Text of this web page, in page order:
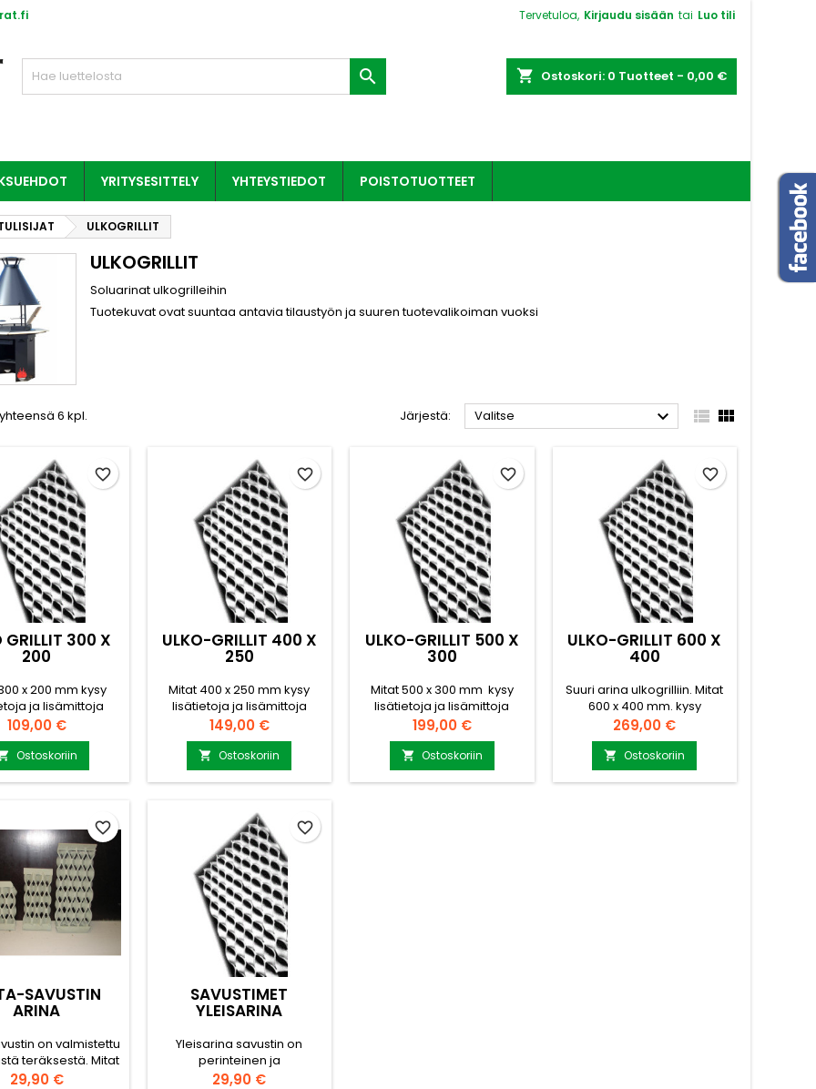
Tervetuloa, Kirjaudu sisään tai Luo tili
shopping_cart Ostoskori: 0 Tuotteet - 0,00 €

YRITYSESITTELY YHTEYSTIEDOT POISTOTUOTTEET
ULKOGRILLIT
ULKOGRILLIT
Soluarinat ulkogrilleihin
Tuotekuvat ovat suuntaa antavia tilaustyön ja suuren tuotevalikoiman vuoksi
6 kpl. Järjestä: Valitse   
GRILLIT 300 X
200
x 200 mm kysy
ja lisämittoja
Hinta
109,00 €
Ostoskoriin
favorite_border
ULKO-GRILLIT 400 X
250
Mitat 400 x 250 mm kysy
lisätietoja ja lisämittoja
myynti@puuvirrat.fi
Hinta
149,00 €
 Ostoskoriin
favorite_border
ULKO-GRILLIT 500 X
300
Mitat 500 x 300 mm kysy
lisätietoja ja lisämittoja
myynti@puuvirrat.fi
Hinta
199,00 €
 Ostoskoriin
favorite_border
ULKO-GRILLIT 600 X
400
Suuri arina ulkogrilliin. Mitat
600 x 400 mm. kysy
lisätietoja ja lisämittoja
myynti@puuvirrat.fi
Hinta
269,00 €
 Ostoskoriin
favorite_border
SAVUSTIN
ARINA
on valmistettu
teräksestä. Mitat
x 135mm 1.Lohko.
Hinta
29,90 €
favorite_border
SAVUSTIMET
YLEISARINA
Yleisarina savustin on
perinteinen ja
helppokäyttöinen malli.
Hinta
29,90 €
favorite_border